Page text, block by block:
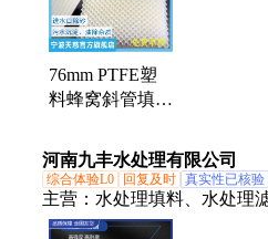
网、四氟丝网、六角内棱、
环、金属拉西环、金属不锈
76mm PTFE塑
料蜂窝斜管填料
丝网波纹 用于
有机废水处理
河南九丰水处理有限公司
综合体验L0 回复及时 真实性已核验
主营： 水处理填料、水处理